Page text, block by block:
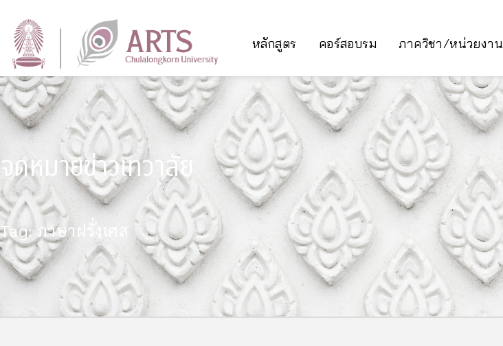
หลักสูตร คอร์สอบรม ภาควิชา/หน่วยงาน
จดหมายข่าวเทวาลัย
Tag: ภาษาฝรั่งเศส